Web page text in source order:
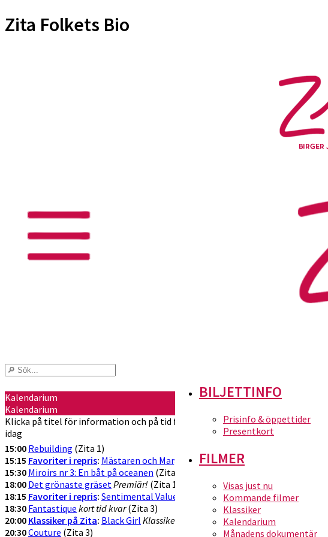
Zita Folkets Bio
BILJETTINFO
Prisinfo & öppettider
Presentkort
FILMER
Visas just nu
Kommande filmer
Klassiker
Kalendarium
Månadens dokumentär
Kalendarium
Kalendarium
Klicka på titel för information och på tid för att köpa biljetter
idag
15:00 Rebuilding (Zita 1)
15:15 Favoriter i repris: Mästaren och Margarita Favorit i repris!
15:30 Miroirs nr 3: En båt på oceanen (Zita 3)
18:00 Det grönaste gräsetPremiär! (Zita 1)
18:15 Favoriter i repris: Sentimental Value Favorit i repris(Zita 2)
18:30 Fantastique kort tid kvar(Zita 3)
20:00 Klassiker på Zita: Black Girl Klassikervisning!
(Zita 1)
20:30Couture (Zita 3)